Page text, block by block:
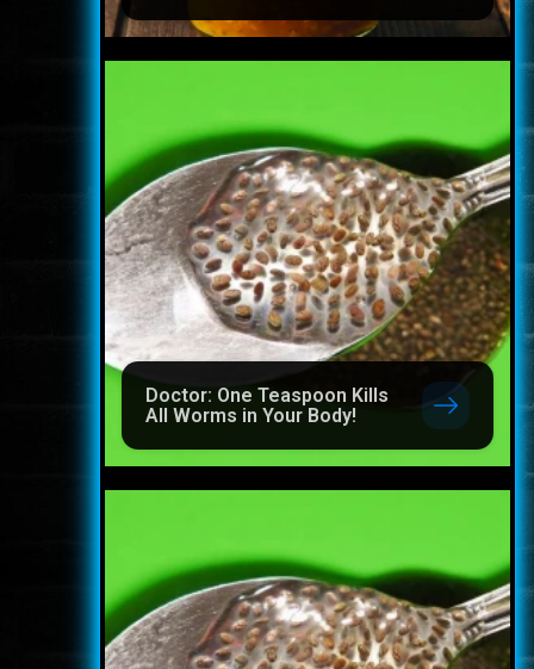
Doctor: One Teaspoon Kills
All Worms in Your Body!